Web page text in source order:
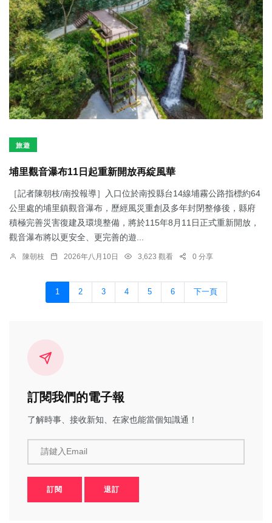
旅遊
埔里觀音瀑布11日起重新開放再綻風華
［記者陳朝枝/南投報導］入口位於南投縣台14線埔霧公路指標約64
公里處的埔里鎮觀音瀑布，歷經風災重創及多年封閉整修後，縣府
積極完善災害復建及環境整備，將於115年8月11日正式重新開放，
觀音瀑布將以更安全、更完善的遊...
陳朝枝 2026年八月10日 3,623 觀看 0 分享
1 2 3 4 5 6 下一頁
訂閱我們的電子報
了解時事、接收新知、在家也能當個知識通！
請鍵入Email
訂閱 退訂